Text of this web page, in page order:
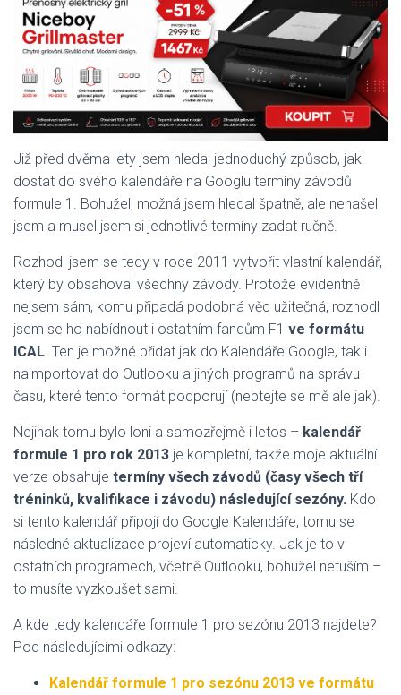
Již před dvěma lety jsem hledal jednoduchý způsob, jak
dostat do svého kalendáře na Googlu termíny závodů
formule 1. Bohužel, možná jsem hledal špatně, ale nenašel
jsem a musel jsem si jednotlivé termíny zadat ručně.
Rozhodl jsem se tedy v roce 2011 vytvořit vlastní kalendář,
který by obsahoval všechny závody. Protože evidentně
nejsem sám, komu připadá podobná věc užitečná, rozhodl
jsem se ho nabídnout i ostatním fandům F1 ve formátu
ICAL . Ten je možné přidat jak do Kalendáře Google, tak i
naimportovat do Outlooku a jiných programů na správu
času, které tento formát podporují (neptejte se mě ale jak).
Nejinak tomu bylo loni a samozřejmě i letos – kalendář
formule 1 pro rok 2013 je kompletní, takže moje aktuální
verze obsahuje termíny všech závodů (časy všech tří
tréninků, kvalifikace i závodu) následující sezóny. Kdo
si tento kalendář připojí do Google Kalendáře, tomu se
následné aktualizace projeví automaticky. Jak je to v
ostatních programech, včetně Outlooku, bohužel netuším –
to musíte vyzkoušet sami.
A kde tedy kalendáře formule 1 pro sezónu 2013 najdete?
Pod následujícími odkazy:
Kalendář formule 1 pro sezónu 2013 ve formátu